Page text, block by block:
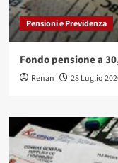
Pensioni e Previdenza
Fondo pensione a
Renan 28 Luglio